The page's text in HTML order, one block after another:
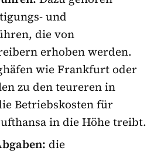
und
die von
erhoben werden.
wie Frankfurt oder
zu den teureren in
Betriebskosten für
in die Höhe treibt.
die